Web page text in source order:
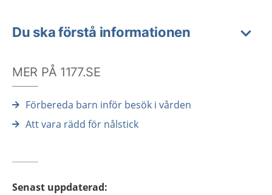
Du ska förstå informationen
MER PÅ 1177.SE
Förbereda barn inför besök i vården
Att vara rädd för nålstick
Senast uppdaterad: